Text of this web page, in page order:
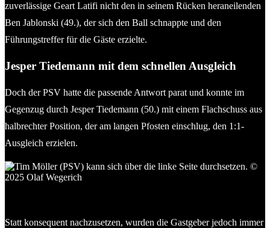
zuverlässige Geart Latifi nicht den in seinem Rücken heraneilenden
Ben Jablonski (49.), der sich den Ball schnappte und den
Führungstreffer für die Gäste erzielte.
Jesper Tiedemann mit dem schnellen Ausgleich
Doch der PSV hatte die passende Antwort parat und konnte im
Gegenzug durch Jesper Tiedemann (50.) mit einem Flachschuss aus
halbrechter Position, der am langen Pfosten einschlug, den 1:1-
Ausgleich erzielen.
Statt konsequent nachzusetzen, wurden die Gastgeber jedoch immer